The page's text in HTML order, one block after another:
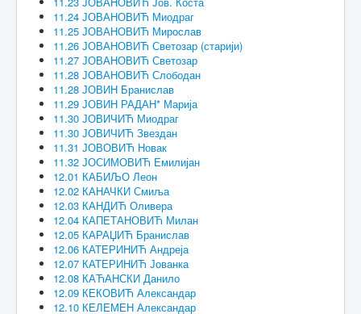
11.24 ЈОВАНОВИЋ Миодраг
11.25 ЈОВАНОВИЋ Мирослав
11.26 ЈОВАНОВИЋ Светозар (старији)
11.27 ЈОВАНОВИЋ Светозар
11.28 ЈОВАНОВИЋ Слободан
11.28 ЈОВИН Бранислав
11.29 ЈОВИН РАДАН* Марија
11.30 ЈОВИЧИЋ Миодраг
11.30 ЈОВИЧИЋ Звездан
11.31 ЈОВОВИЋ Новак
11.32 ЈОСИМОВИЋ Емилијан
12.01 КАБИЉО Леон
12.02 КАНАЧКИ Смиља
12.03 КАНДИЋ Оливера
12.04 КАПЕТАНОВИЋ Милан
12.05 КАРАЏИЋ Бранислав
12.06 КАТЕРИНИЋ Андреја
12.07 КАТЕРИНИЋ Јованка
12.08 КАЋАНСКИ Данило
12.09 КЕКОВИЋ Александар
12.10 КЕЛЕМЕН Александар